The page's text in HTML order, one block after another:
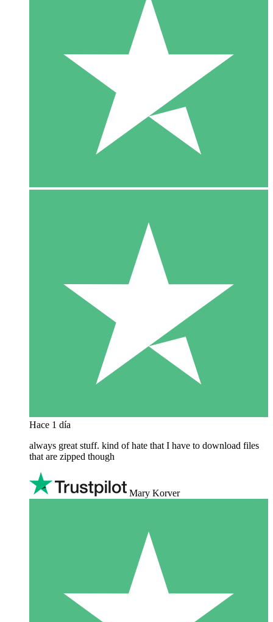
Hace 1 día
always great stuff. kind of hate that I have to download files
that are zipped though
Mary Korver